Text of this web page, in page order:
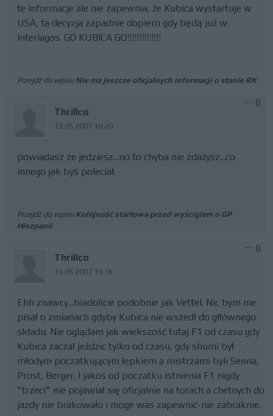
te informacje ale nie zapewnia, że Kubica wystartuje w
USA, ta decyzja zapadnie dopiero gdy będą już w
Interlagos. GO KUBICA GO!!!!!!!!!!!!!!
Przejdź do wpisu Nie ma jeszcze oficjalnych informacji o stanie RK
Thrillco
13.05.2007 10:20
0
powiadasz ze jedziesz...no to chyba nie zdażysz...co
innego jak byś poleciał.
Przejdź do wpisu Kolejność startowa przed wyścigiem o GP
Hiszpanii
Thrillco
13.05.2007 10:16
0
Ehh znawcy...biadolicie podobnie jak Vettel. Nic bym nie
pisał o zmianach gdyby Kubica nie wszedł do głłównego
składu. Nie oglądam jak wiekszość tutaj F1 od czasu gdy
Kubica zaczał jeździc tylko od czasu, gdy shumi był
młodym poczatkującym łepkiem a mistrzami byli Senna,
Prost, Berger. I jakoś od poczatku istnienia F1 nigdy
"trzeci" nie pojawiał się oficjalnie na torach a chetnych do
jazdy nie brakowało i moge was zapewnić-nie zabraknie.